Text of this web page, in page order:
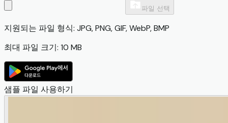
파일 선택
지원되는 파일 형식: JPG, PNG, GIF, WebP, BMP
최대 파일 크기: 10 MB
샘플 파일 사용하기